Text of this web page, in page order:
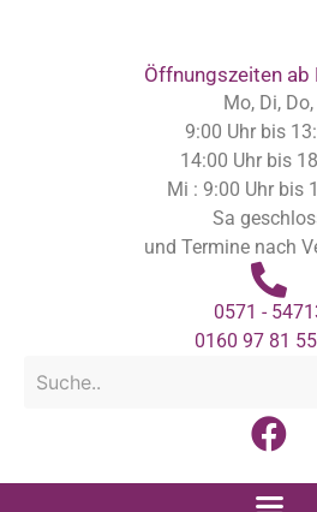
Öffnungszeiten ab
Mo, Di, Do,
9:00 Uhr bis
14:00 Uhr bis
Mi : 9:00 Uhr bis
Sa
und Termine nach
0571 -
0160 97 81